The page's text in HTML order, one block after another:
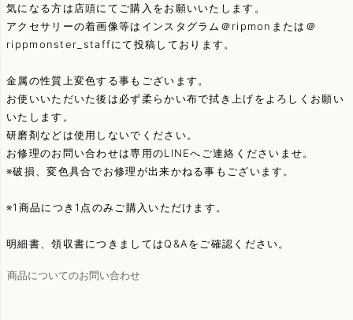
気になる方は店頭にてご購入をお願いいたします。
アクセサリーの着画像等はインスタグラム＠ripmonまたは＠
rippmonster_staffにて投稿しております。
金属の性質上変色する事もございます。
お使いいただいた後は必ず柔らかい布で拭き上げをよろしくお願い
いたします。
研磨剤などは使用しないでください。
お修理のお問い合わせは専用のLINEへご連絡くださいませ。
※破損、変色具合でお修理が出来かねる事もございます。
※1商品につき1点のみご購入いただけます。
明細書、領収書につきましてはQ&Aをご確認ください。
商品についてのお問い合わせ